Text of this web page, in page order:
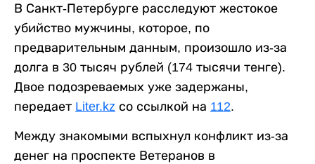
В Санкт-Петербурге расследуют жестокое
убийство мужчины, которое, по
предварительным данным, произошло из-за
долга в 30 тысяч рублей (174 тысячи тенге).
Двое подозреваемых уже задержаны,
передает Liter.kz со ссылкой на 112.
Между знакомыми вспыхнул конфликт из-за
денег на проспекте Ветеранов в